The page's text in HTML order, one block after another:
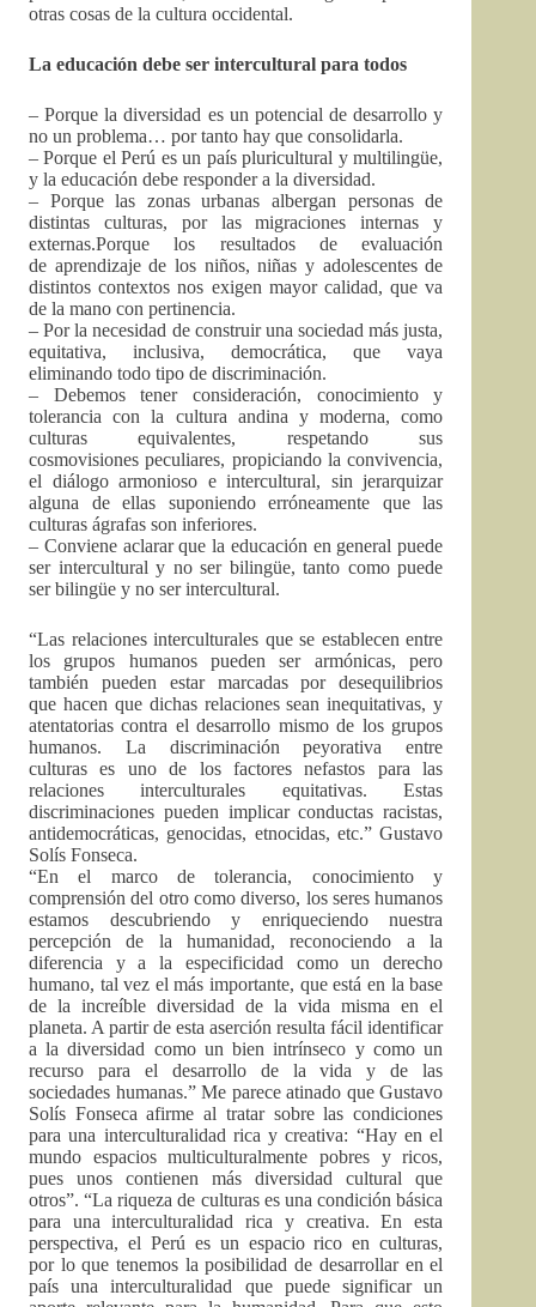
otras cosas de la cultura occidental.
La educación debe ser intercultural para todos
– Porque la diversidad es un potencial de desarrollo y
no un problema… por tanto hay que consolidarla.
– Porque el Perú es un país pluricultural y multilingüe,
y la educación debe responder a la diversidad.
– Porque las zonas urbanas albergan personas de
distintas culturas, por las migraciones internas y
externas.Porque los resultados de evaluación
de aprendizaje de los niños, niñas y adolescentes de
distintos contextos nos exigen mayor calidad, que va
de la mano con pertinencia.
– Por la necesidad de construir una sociedad más justa,
equitativa, inclusiva, democrática, que vaya
eliminando todo tipo de discriminación.
– Debemos tener consideración, conocimiento y
tolerancia con la cultura andina y moderna, como
culturas equivalentes, respetando sus
cosmovisiones peculiares, propiciando la convivencia,
el diálogo armonioso e intercultural, sin jerarquizar
alguna de ellas suponiendo erróneamente que las
culturas ágrafas son inferiores.
– Conviene aclarar que la educación en general puede
ser intercultural y no ser bilingüe, tanto como puede
ser bilingüe y no ser intercultural.
“Las relaciones interculturales que se establecen entre
los grupos humanos pueden ser armónicas, pero
también pueden estar marcadas por desequilibrios
que hacen que dichas relaciones sean inequitativas, y
atentatorias contra el desarrollo mismo de los grupos
humanos. La discriminación peyorativa entre
culturas es uno de los factores nefastos para las
relaciones interculturales equitativas. Estas
discriminaciones pueden implicar conductas racistas,
antidemocráticas, genocidas, etnocidas, etc.” Gustavo
Solís Fonseca.
“En el marco de tolerancia, conocimiento y
comprensión del otro como diverso, los seres humanos
estamos descubriendo y enriqueciendo nuestra
percepción de la humanidad, reconociendo a la
diferencia y a la especificidad como un derecho
humano, tal vez el más importante, que está en la base
de la increíble diversidad de la vida misma en el
planeta. A partir de esta aserción resulta fácil identificar
a la diversidad como un bien intrínseco y como un
recurso para el desarrollo de la vida y de las
sociedades humanas.” Me parece atinado que Gustavo
Solís Fonseca afirme al tratar sobre las condiciones
para una interculturalidad rica y creativa: “Hay en el
mundo espacios multiculturalmente pobres y ricos,
pues unos contienen más diversidad cultural que
otros”. “La riqueza de culturas es una condición básica
para una interculturalidad rica y creativa. En esta
perspectiva, el Perú es un espacio rico en culturas,
por lo que tenemos la posibilidad de desarrollar en el
país una interculturalidad que puede significar un